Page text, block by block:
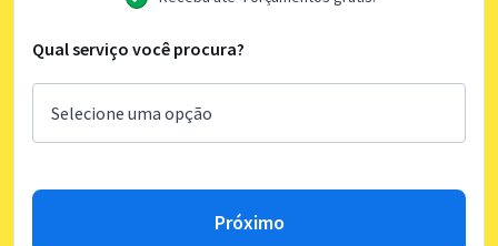
Qual serviço você procura?
Próximo